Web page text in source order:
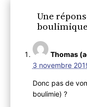
Une
Thomas
3 novembre
Donc pas de
boulimie) ?